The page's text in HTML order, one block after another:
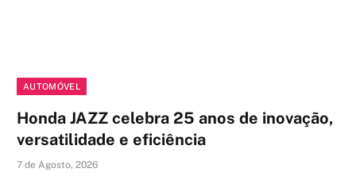
AUTOMÓVEL
Honda JAZZ celebra 25 anos de inovação,
versatilidade e eficiência
7 de Agosto, 2026